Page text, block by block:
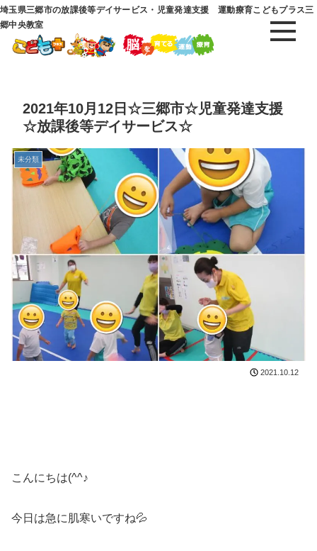
埼玉県三郷市の放課後等デイサービス・児童発達支援 運動療育こどもプラス三
郷中央教室
2021年10月12日☆三郷市☆児童発達支援
☆放課後等デイサービス☆
未分類
2021.10.12
こんにちは(^^♪
今日は急に肌寒いですね💦